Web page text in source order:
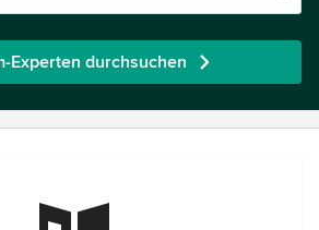
Experten durchsuchen